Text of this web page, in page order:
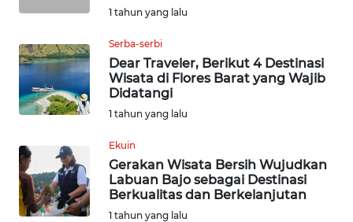
1 tahun yang lalu
Serba-serbi
Dear Traveler, Berikut 4 Destinasi
Wisata di Flores Barat yang Wajib
Didatangi
1 tahun yang lalu
Ekuin
Gerakan Wisata Bersih Wujudkan
Labuan Bajo sebagai Destinasi
Berkualitas dan Berkelanjutan
1 tahun yang lalu
WN
SUMSEL
BENGKULU
WN
LAMPUNG